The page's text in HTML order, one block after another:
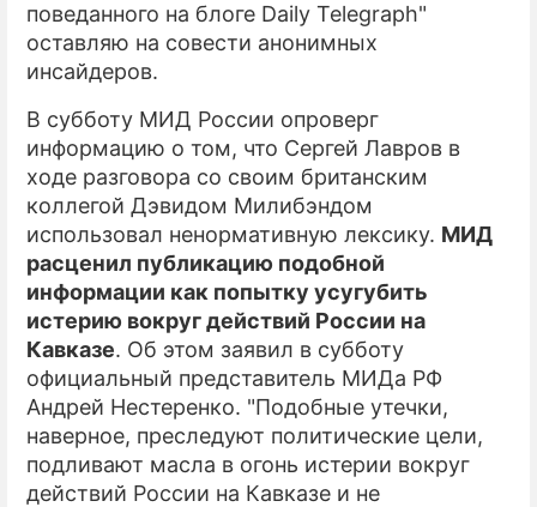
поведанного на блоге Daily Telegraph"
оставляю на совести анонимных
инсайдеров.
В субботу МИД России опроверг
информацию о том, что Сергей Лавров в
ходе разговора со своим британским
коллегой Дэвидом Милибэндом
использовал ненормативную лексику. МИД
расценил публикацию подобной
информации как попытку усугубить
истерию вокруг действий России на
Кавказе. Об этом заявил в субботу
официальный представитель МИДа РФ
Андрей Нестеренко. "Подобные утечки,
наверное, преследуют политические цели,
подливают масла в огонь истерии вокруг
действий России на Кавказе и не